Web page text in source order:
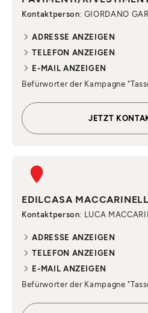
Kontaktperson: GIORDANO
ADRESSE ANZEIGEN
TELEFON ANZEIGEN
E-MAIL ANZEIGEN
Befürworter der Kampagne
JETZT
EDILCASA
Kontaktperson: LUCA
ADRESSE ANZEIGEN
TELEFON ANZEIGEN
E-MAIL ANZEIGEN
Befürworter der Kampagne